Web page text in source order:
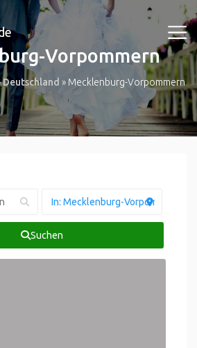
Vorpommern
Deutschland » Mecklenburg-Vorpommern
Suchen